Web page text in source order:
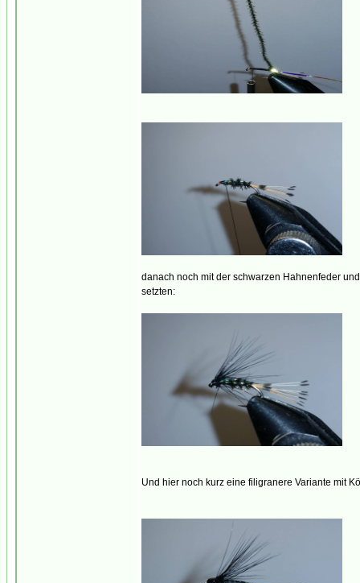
danach noch mit der schwarzen Hahnenfeder
setzten:
Und hier noch kurz eine filigranere Variante mit